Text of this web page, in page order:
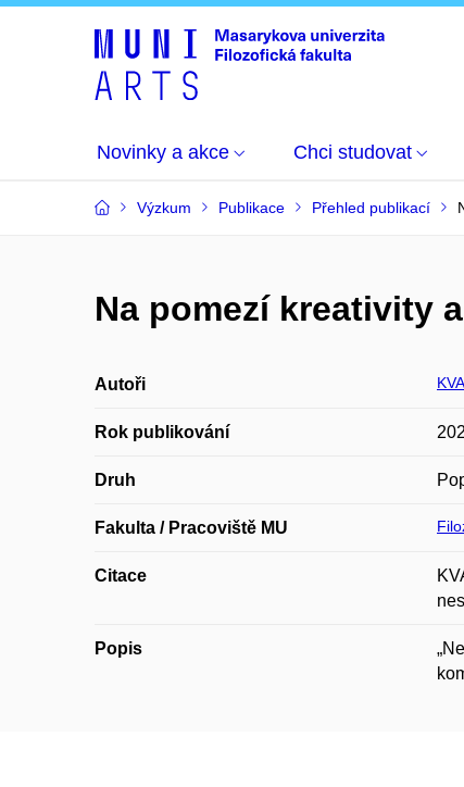
Novinky a akce Chci studovat
Výzkum Publikace Přehled publikací
Na pomezí kreativity
Autoři
Rok publikování
Druh
Fakulta / Pracoviště MU
Citace
Popis